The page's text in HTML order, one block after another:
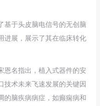
基于头皮脑电信号的无创脑
进展，展示了其在临床转化
恩名指出，植入式器件的安
技术未来飞速发展的关键因
的脑疾病病症，如癫痫病和